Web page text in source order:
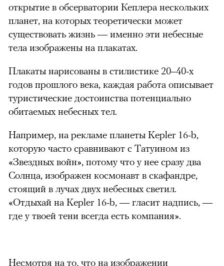
открытие в обсерватории Кеплера нескольких
планет, на которых теоретически может
существовать жизнь — именно эти небесные
тела изображены на плакатах.
Плакаты нарисованы в стилистике 20–40-х
годов прошлого века, каждая работа описывает
туристические достоинства потенциально
обитаемых небесных тел.
Например, на рекламе планеты Kepler 16-b,
которую часто сравнивают с Татуином из
«Звездных войн», потому что у нее сразу два
Солнца, изображен космонавт в скафандре,
стоящий в лучах двух небесных светил.
«Отдыхай на Kepler 16-b, — гласит надпись, —
где у твоей тени всегда есть компания».
Несмотря на то, что на изображении